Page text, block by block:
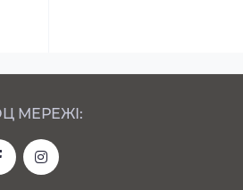
МЕРЕЖІ: